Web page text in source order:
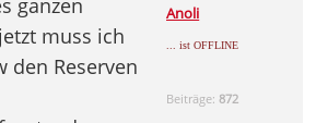
Anoli
... ist OFFLINE
Beiträge:872
ganzen
muss ich
den Reserven